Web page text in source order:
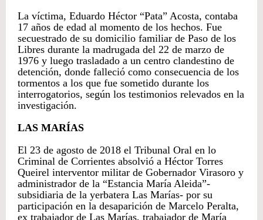
La víctima, Eduardo Héctor “Pata” Acosta, contaba
17 años de edad al momento de los hechos. Fue
secuestrado de su domicilio familiar de Paso de los
Libres durante la madrugada del 22 de marzo de
1976 y luego trasladado a un centro clandestino de
detención, donde falleció como consecuencia de los
tormentos a los que fue sometido durante los
interrogatorios, según los testimonios relevados en la
investigación.
LAS MARÍAS
El 23 de agosto de 2018 el Tribunal Oral en lo
Criminal de Corrientes absolvió a Héctor Torres
Queirel interventor militar de Gobernador Virasoro y
administrador de la “Estancia María Aleida”-
subsidiaria de la yerbatera Las Marías- por su
participación en la desaparición de Marcelo Peralta,
ex trabajador de Las Marías, trabajador de María